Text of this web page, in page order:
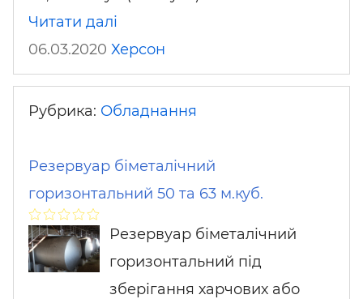
Читати далі
06.03.2020 Херсон
Рубрика: Обладнання
Резервуар біметалічний
горизонтальний 50 та 63 м.куб.
Резервуар біметалічний
горизонтальний під
зберігання харчових або